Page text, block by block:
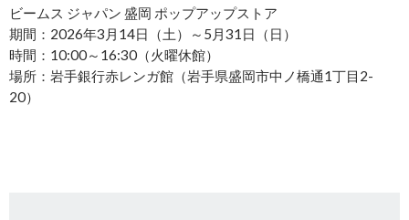
ビームス ジャパン 盛岡 ポップアップストア
期間：2026年3月14日（土）～5月31日（日）
時間：10:00～16:30（火曜休館）
場所：岩手銀行赤レンガ館（岩手県盛岡市中ノ橋通1丁目2-
20）